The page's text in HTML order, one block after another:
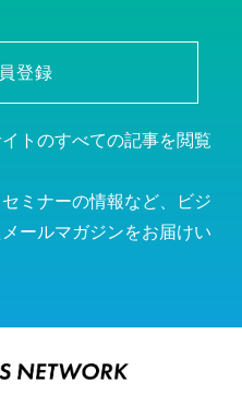
登録
トのすべての記事を閲覧
ミナーの情報など、ビジ
ールマガジンをお届けい